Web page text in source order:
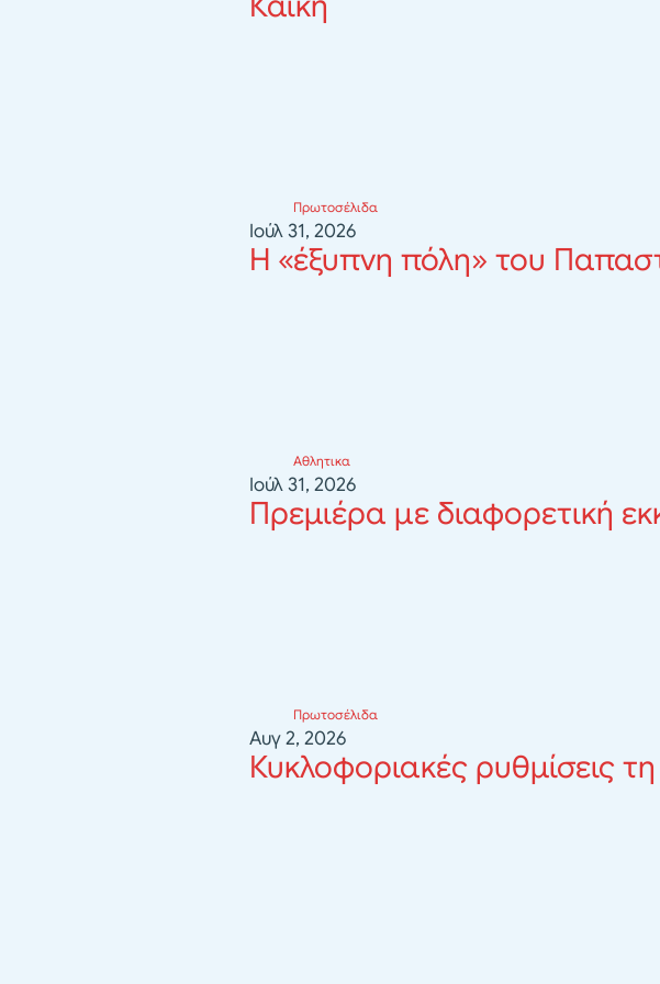
Πρωτοσέλιδα
Ιούλ 31, 2026
Η «έξυπνη πόλη» του
Αθλητικα
Ιούλ 31, 2026
Πρεμιέρα με διαφορετική
Πρωτοσέλιδα
Αυγ 2, 2026
Κυκλοφοριακές ρυθμίσεις